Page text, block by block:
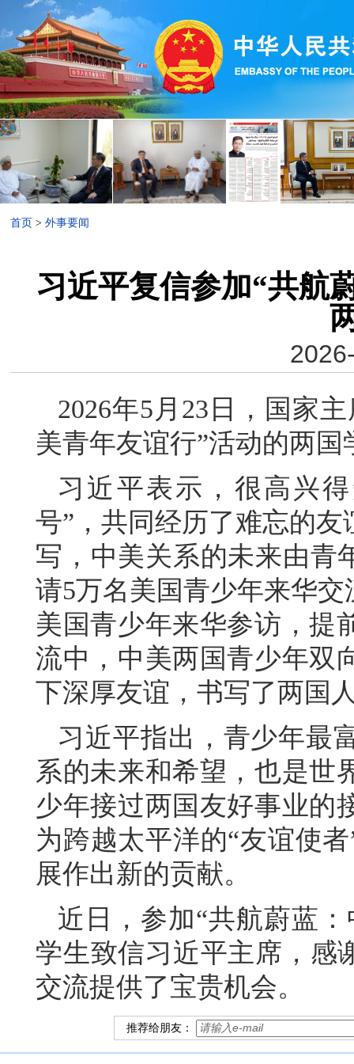
首页 > 外事要闻
习近平复信参加“共航
2026年5月23日，国家
美青年友谊行”活动的两国
习近平表示，很高兴
号”，共同经历了难忘的
写，中美关系的未来由青
请5万名美国青少年来华
美国青少年来华参访，提
流中，中美两国青少年双
下深厚友谊，书写了两国
习近平指出，青少年最
系的未来和希望，也是世
少年接过两国友好事业的
为跨越太平洋的“友谊使
展作出新的贡献。
近日，参加“共航蔚蓝
学生致信习近平主席，感
交流提供了宝贵机会。
推荐给朋友：